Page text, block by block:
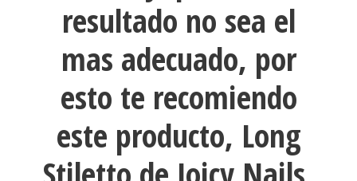
resultado no sea el
mas adecuado, por
esto te recomiendo
este producto, Long